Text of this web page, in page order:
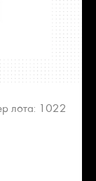
лота: 1022